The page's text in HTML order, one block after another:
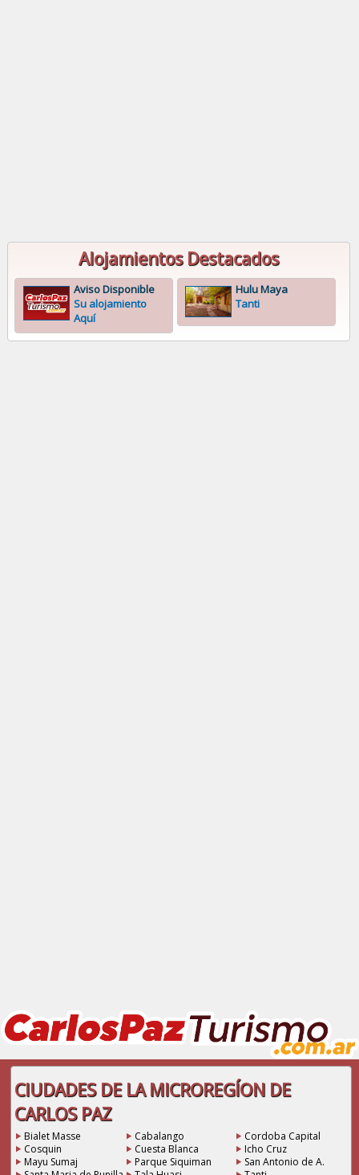
Alojamientos Destacados
Aviso Disponible
Su alojamiento
Aquí
Hulu Maya
Tanti
CIUDADES DE LA MICROREGÍON DE
CARLOS PAZ
Bialet Masse Cabalango
Cordoba Capital
Cosquin
Cuesta Blanca
Icho Cruz
Mayu Sumaj
Parque Siquiman
San Antonio de A.